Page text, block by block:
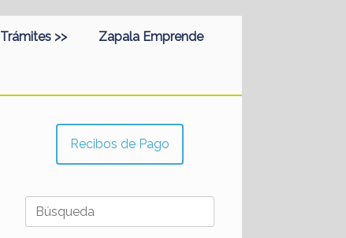
Trámites >> Zapala Emprende
Recibos de Pago
Buscar: